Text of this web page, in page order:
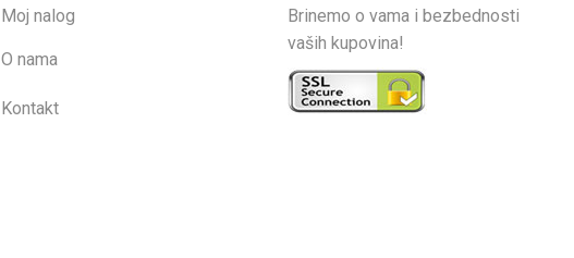
Moj nalog
O nama
Kontakt
Brinemo o vama i bezbednosti
vaših kupovina!